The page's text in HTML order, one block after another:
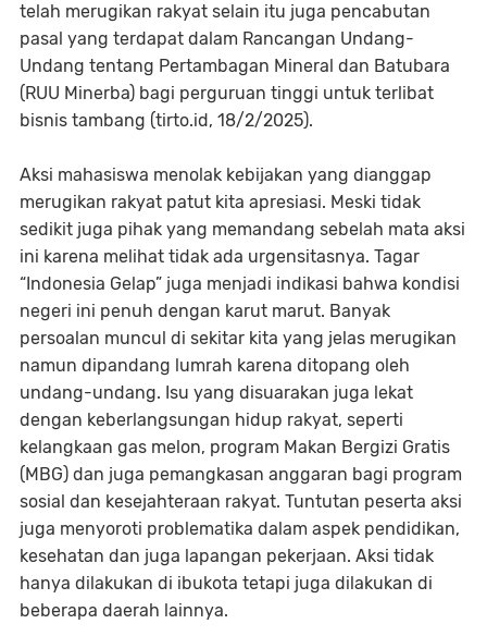
telah merugikan rakyat selain itu juga pencabutan
pasal yang terdapat dalam Rancangan Undang-
Undang tentang Pertambagan Mineral dan Batubara
(RUU Minerba) bagi perguruan tinggi untuk terlibat
bisnis tambang (tirto.id, 18/2/2025).
Aksi mahasiswa menolak kebijakan yang dianggap
merugikan rakyat patut kita apresiasi. Meski tidak
sedikit juga pihak yang memandang sebelah mata aksi
ini karena melihat tidak ada urgensitasnya. Tagar
“Indonesia Gelap” juga menjadi indikasi bahwa kondisi
negeri ini penuh dengan karut marut. Banyak
persoalan muncul di sekitar kita yang jelas merugikan
namun dipandang lumrah karena ditopang oleh
undang-undang. Isu yang disuarakan juga lekat
dengan keberlangsungan hidup rakyat, seperti
kelangkaan gas melon, program Makan Bergizi Gratis
(MBG) dan juga pemangkasan anggaran bagi program
sosial dan kesejahteraan rakyat. Tuntutan peserta aksi
juga menyoroti problematika dalam aspek pendidikan,
kesehatan dan juga lapangan pekerjaan. Aksi tidak
hanya dilakukan di ibukota tetapi juga dilakukan di
beberapa daerah lainnya.